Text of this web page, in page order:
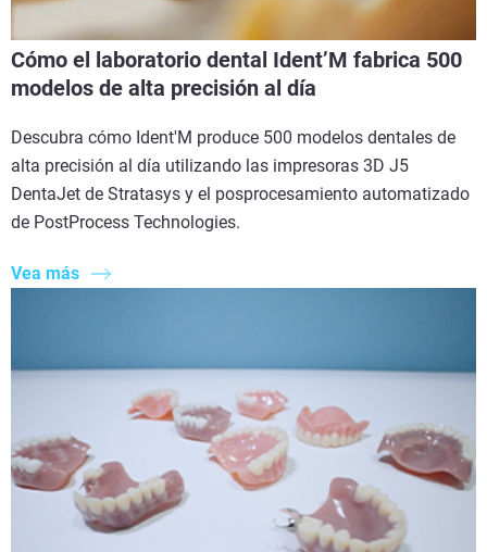
Cómo el laboratorio dental Ident’M fabrica 500
modelos de alta precisión al día
Descubra cómo Ident'M produce 500 modelos dentales de
alta precisión al día utilizando las impresoras 3D J5
DentaJet de Stratasys y el posprocesamiento automatizado
de PostProcess Technologies.
Vea más